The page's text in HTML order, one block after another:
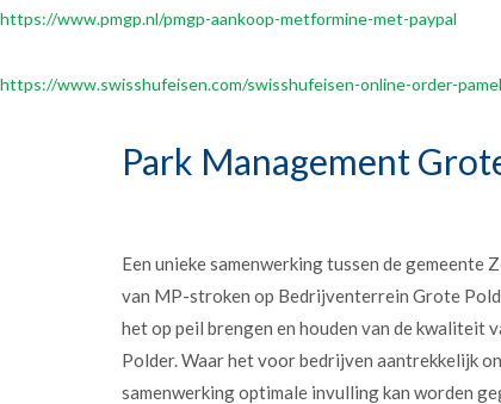
https://www.pmgp.nl/pmgp-aankoop-metformine-met-paypal
https://www.swisshufeisen.com/swisshufeisen-online-order-
Park Management
Een unieke samenwerking tussen de gemeente
van MP-stroken op Bedrijventerrein Grote
het op peil brengen en houden van de kwaliteit
Polder. Waar het voor bedrijven aantrekkelijk
samenwerking optimale invulling kan worden